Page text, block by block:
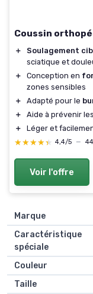
Coussin
＋ Soulagement
sciatique et
＋
Conception en
zones sensibles
＋
Adapté pour le
＋
Aide à prévenir
＋
Léger et
★★★★★
★★★★★ 4,4/5 —
Voir l'offre
Marque
Caractéristique
spéciale
Couleur
Taille